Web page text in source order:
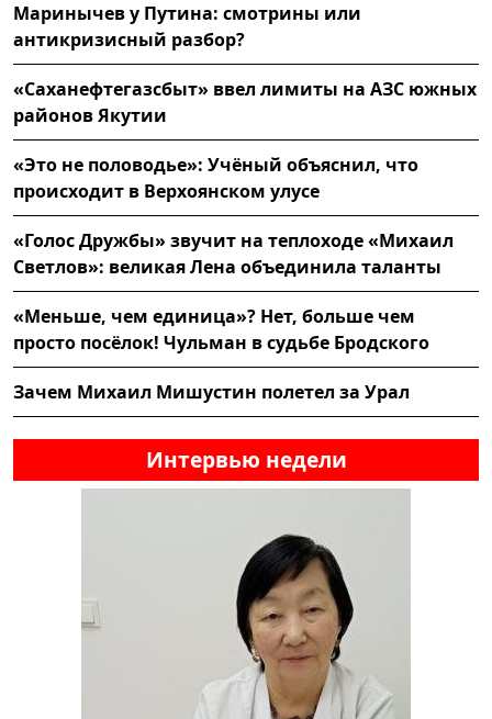
Маринычев у Путина: смотрины или
антикризисный разбор?
«Саханефтегазсбыт» ввел лимиты на АЗС южных
районов Якутии
«Это не половодье»: Учёный объяснил, что
происходит в Верхоянском улусе
«Голос Дружбы» звучит на теплоходе «Михаил
Светлов»: великая Лена объединила таланты
«Меньше, чем единица»? Нет, больше чем
просто посёлок! Чульман в судьбе Бродского
Зачем Михаил Мишустин полетел за Урал
Интервью недели